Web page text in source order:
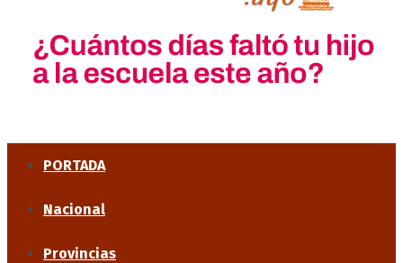
PORTADA
Nacional
Provincias